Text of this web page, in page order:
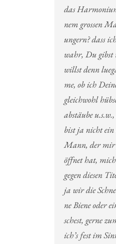
das
nem grossen
ungern? dass
wahr, Du gibst
willst denn
me, ob ich
gleichwohl
abstäube
bist ja nicht
Mann, der mir
öffnet hat,
gegen diesen
ja wir die
ne Biene oder
schest, gerne
ich’s fest im